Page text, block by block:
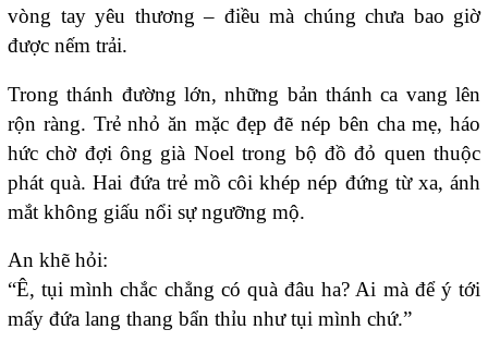
vòng tay yêu thương – điều mà chúng chưa bao giờ
được nếm trải.
Trong thánh đường lớn, những bản thánh ca vang lên
rộn ràng. Trẻ nhỏ ăn mặc đẹp đẽ nép bên cha mẹ, háo
hức chờ đợi ông già Noel trong bộ đồ đỏ quen thuộc
phát quà. Hai đứa trẻ mồ côi khép nép đứng từ xa, ánh
mắt không giấu nổi sự ngưỡng mộ.
An khẽ hỏi:
“Ê, tụi mình chắc chẳng có quà đâu ha? Ai mà để ý tới
mấy đứa lang thang bẩn thỉu như tụi mình chứ.”